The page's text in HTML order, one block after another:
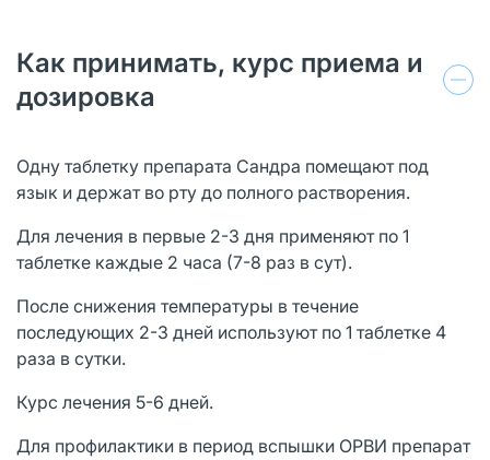
Как принимать, курс приема и
дозировка
Одну таблетку препарата Сандра помещают под
язык и держат во рту до полного растворения.
Для лечения в первые 2-3 дня применяют по 1
таблетке каждые 2 часа (7-8 раз в сут).
После снижения температуры в течение
последующих 2-3 дней используют по 1 таблетке 4
раза в сутки.
Курс лечения 5-6 дней.
Для профилактики в период вспышки ОРВИ препарат